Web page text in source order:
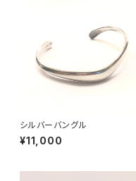
シルバーバングル
¥11,000